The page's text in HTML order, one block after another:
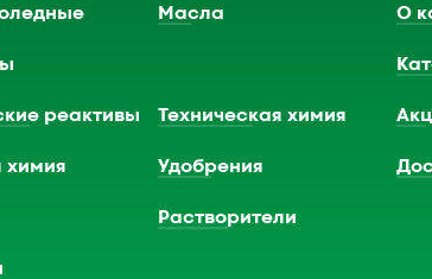
Масла
реактивы Техническая химия
химия Удобрения
Растворители
О